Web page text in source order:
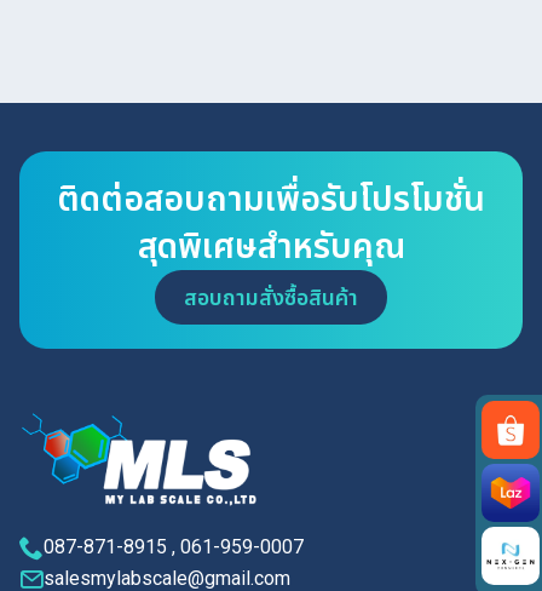
Search
ติดต่อสอบถามเพื่อรับโปรโมชั่น
สุดพิเศษสำหรับคุณ
สอบถามสั่งซื้อสินค้า
087-871-8915 , 061-959-0007
salesmylabscale@gmail.com